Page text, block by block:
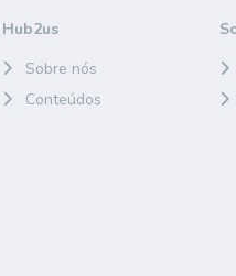
Hub2us
Sobre nós
Conteúdos